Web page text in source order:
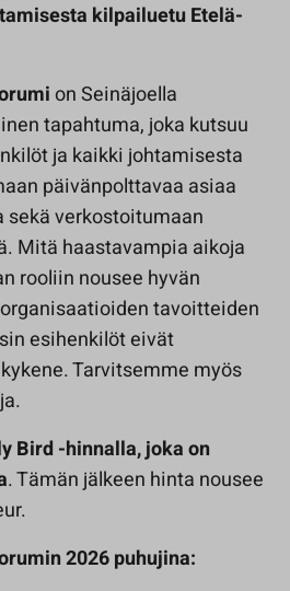
kilpailuetu Etelä-
on Seinäjoella
tapahtuma, joka kutsuu
ja kaikki johtamisesta
päivänpolttavaa asiaa
verkostoitumaan
Mitä haastavampia aikoja
rooliin nousee hyvän
tavoitteiden
esihenkilöt eivät
Tarvitsemme myös
Bird -hinnalla, joka on
. Tämän jälkeen hinta nousee
2026 puhujina: